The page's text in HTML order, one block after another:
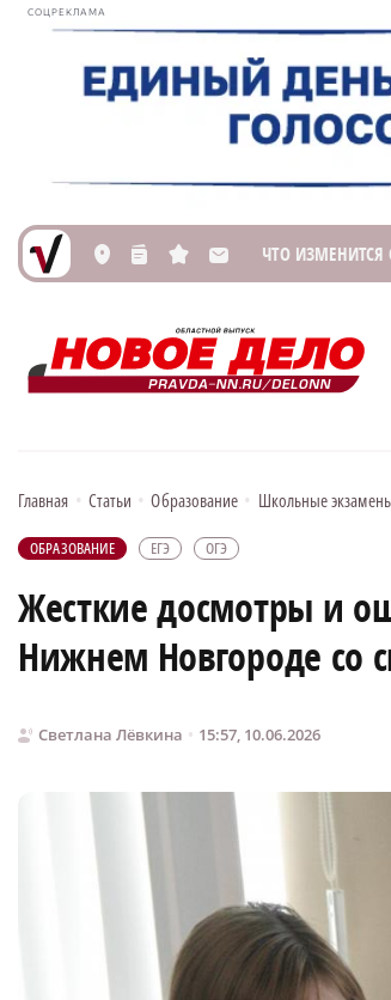
СОЦРЕКЛАМА
L n s M ЧТО ИЗМЕНИТСЯ
Главная • Статьи • Образование • Школьные
ОБРАЗОВАНИЕ ЕГЭ ОГЭ
Жесткие досмотры и
Нижнем Новгороде со
Светлана Лёвкина 15:57, 10.06.2026